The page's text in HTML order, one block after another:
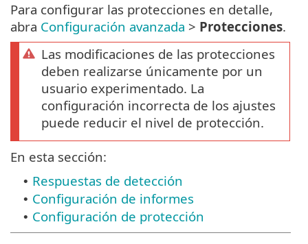
Para configurar las protecciones en detalle,
abra Configuración avanzada > Protecciones.
Las modificaciones de las protecciones
deben realizarse únicamente por un
usuario experimentado. La
configuración incorrecta de los ajustes
puede reducir el nivel de protección.
En esta sección:
• Respuestas de detección
• Configuración de informes
• Configuración de protección